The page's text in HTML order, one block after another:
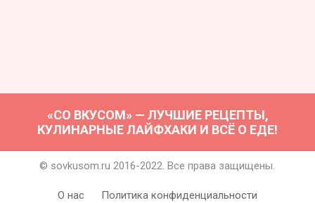
«СО ВКУСОМ» — ЛУЧШИЕ РЕЦЕПТЫ,
КУЛИНАРНЫЕ ЛАЙФХАКИ И ВСЁ О ЕДЕ!
© sovkusom.ru 2016-2022. Все права защищены.
О нас Политика конфиденциальности